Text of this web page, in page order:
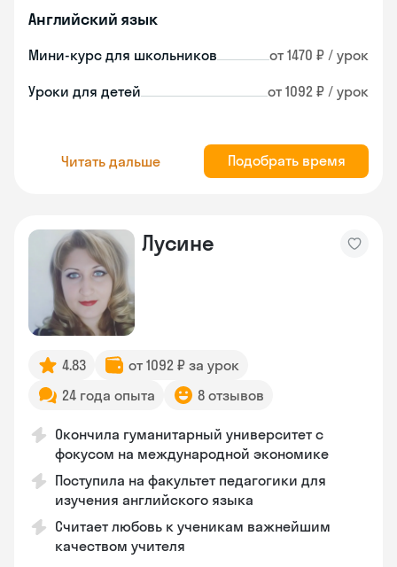
Английский язык
Мини-курс для школьников от 1470 ₽ / урок
Уроки для детей от 1092 ₽ / урок
Читать дальше Подобрать время
Лусине
4.83
от 1092 ₽ за урок
24 года опыта
8 отзывов
Окончила гуманитарный университет с
фокусом на международной экономике
Поступила на факультет педагогики для
изучения английского языка
Считает любовь к ученикам важнейшим
качеством учителя